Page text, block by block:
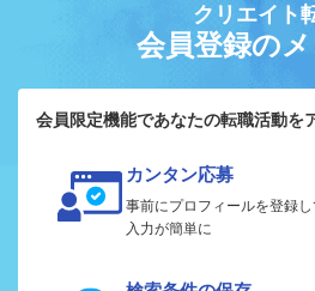
クリエイト
会員登録の
会員限定機能であなたの転職活動を
カンタン応募
事前にプロフィールを登録
入力が簡単に